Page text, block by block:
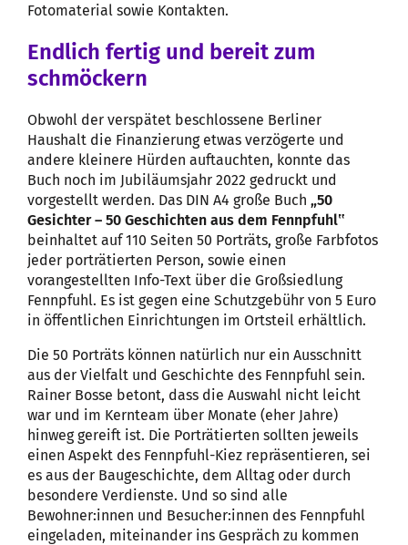
Fotomaterial sowie Kontakten.
Endlich fertig und bereit zum
schmöckern
Obwohl der verspätet beschlossene Berliner
Haushalt die Finanzierung etwas verzögerte und
andere kleinere Hürden auftauchten, konnte das
Buch noch im Jubiläumsjahr 2022 gedruckt und
vorgestellt werden. Das DIN A4 große Buch „50
Gesichter – 50 Geschichten aus dem Fennpfuhl‟
beinhaltet auf 110 Seiten 50 Porträts, große Farbfotos
jeder porträtierten Person, sowie einen
vorangestellten Info-Text über die Großsiedlung
Fennpfuhl. Es ist gegen eine Schutzgebühr von 5 Euro
in öffentlichen Einrichtungen im Ortsteil erhältlich.
Die 50 Porträts können natürlich nur ein Ausschnitt
aus der Vielfalt und Geschichte des Fennpfuhl sein.
Rainer Bosse betont, dass die Auswahl nicht leicht
war und im Kernteam über Monate (eher Jahre)
hinweg gereift ist. Die Porträtierten sollten jeweils
einen Aspekt des Fennpfuhl-Kiez repräsentieren, sei
es aus der Baugeschichte, dem Alltag oder durch
besondere Verdienste. Und so sind alle
Bewohner:innen und Besucher:innen des Fennpfuhl
eingeladen, miteinander ins Gespräch zu kommen